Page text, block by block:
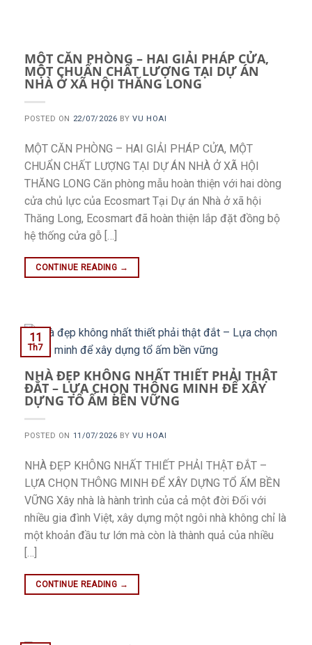
MỘT CĂN PHÒNG – HAI GIẢI PHÁP CỬA,
MỘT CHUẨN CHẤT LƯỢNG TẠI DỰ ÁN
NHÀ Ở XÃ HỘI THĂNG LONG
POSTED ON 22/07/2026 BYVU HOAI
MỘT CĂN PHÒNG – HAI GIẢI PHÁP CỬA, MỘT
CHUẨN CHẤT LƯỢNG TẠI DỰ ÁN NHÀ Ở XÃ HỘI
THĂNG LONG Căn phòng mẫu hoàn thiện với hai dòng
cửa chủ lực của Ecosmart Tại Dự án Nhà ở xã hội
Thăng Long, Ecosmart đã hoàn thiện lắp đặt đồng bộ
hệ thống cửa gỗ […]
CONTINUE READING →
NHÀ ĐẸP KHÔNG NHẤT THIẾT PHẢI THẬT
ĐẮT – LỰA CHỌN THÔNG MINH ĐỂ XÂY
DỰNG TỔ ẤM BỀN VỮNG
POSTED ON 11/07/2026 BYVU HOAI
11
Th7
NHÀ ĐẸP KHÔNG NHẤT THIẾT PHẢI THẬT ĐẮT –
LỰA CHỌN THÔNG MINH ĐỂ XÂY DỰNG TỔ ẤM BỀN
VỮNG Xây nhà là hành trình của cả một đời Đối với
nhiều gia đình Việt, xây dựng một ngôi nhà không chỉ là
một khoản đầu tư lớn mà còn là thành quả của nhiều
[…]
CONTINUE READING →